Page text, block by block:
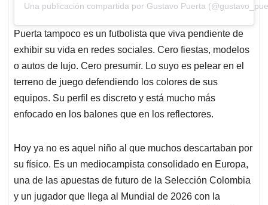
Una publicación compartida por Gustavo Puerta
Puerta tampoco es un futbolista que viva pendiente de
exhibir su vida en redes sociales. Cero fiestas, modelos
o autos de lujo. Cero presumir. Lo suyo es pelear en el
terreno de juego defendiendo los colores de sus
equipos. Su perfil es discreto y está mucho más
enfocado en los balones que en los reflectores.
Hoy ya no es aquel niño al que muchos descartaban por
su físico. Es un mediocampista consolidado en Europa,
una de las apuestas de futuro de la Selección Colombia
y un jugador que llega al Mundial de 2026 con la